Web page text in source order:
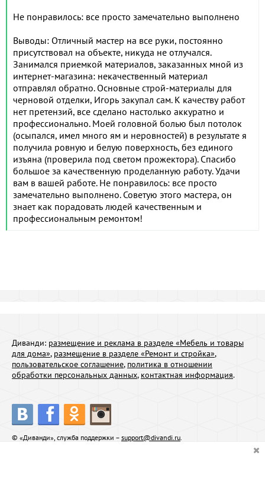
Не понравилось: все просто замечательно выполнено
Выводы: Отличный мастер на все руки, постоянно
присутствовал на объекте, никуда не отлучался.
Занимался приемкой материалов, заказанных мной из
интернет-магазина: некачественный материал
отправлял обратно. Основные строй-материалы для
черновой отделки, Игорь закупал сам. К качеству работ
нет претензий, все сделано настолько аккуратно и
профессионально. Моей головной болью был потолок
(осыпался, имел много ям и неровностей) в результате я
получила ровную и белую поверхность, без единого
изъяна (проверила под светом прожектора). Спасибо
большое за качественную проделанную работу. Удачи
вам в вашей работе. Не понравилось: все просто
замечательно выполнено. Советую этого мастера, он
знает как порадовать людей качественным и
профессиональным ремонтом!
Диванди: размещение и реклама в разделе «Мебель и товары
для дома», размещение в разделе «Ремонт и стройка»,
пользовательское соглашение, политика в отношении
обработки персональных данных, контактная информация.
© «Диванди», служба поддержки – support@divandi.ru.